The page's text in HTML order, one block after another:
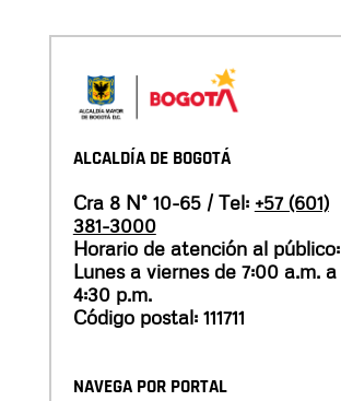
ALCALDÍA DE BOGOTÁ
Cra 8 N° 10-65 / Tel: +57 (601)
381-3000
Horario de atención al público:
Lunes a viernes de 7:00 a.m. a
4:30 p.m.
Código postal: 111711
NAVEGA POR PORTAL